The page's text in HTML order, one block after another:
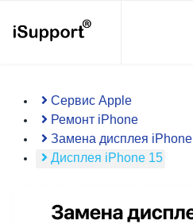
Сервис Apple
Ремонт iPhone
Замена дисплея iPhone
Дисплея iPhone 15